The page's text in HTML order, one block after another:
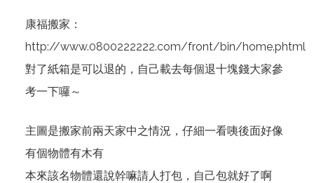
康福搬家：
http://www.0800222222.com/front/bin/home.phtml
對了紙箱是可以退的，自己載去每個退十塊錢大家參
考一下囉～
主圖是搬家前兩天家中之情況，仔細一看咦後面好像
有個物體有木有
本來該名物體還說幹嘛請人打包，自己包就好了啊